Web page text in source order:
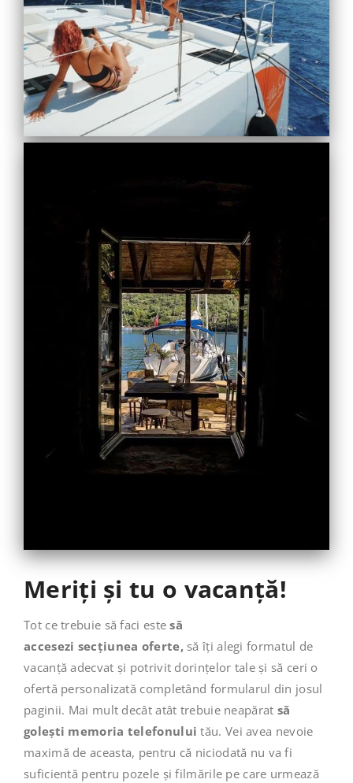
Meriți și tu o vacanță!
Tot ce trebuie să faci estesă
accesezi secțiunea oferte,să îți alegi formatul de
vacanță adecvat și potrivit dorințelor tale și să ceri o
ofertă personalizată completând formularul din josul
paginii. Mai mult decât atât trebuie neapărat să
golești memoria telefonului tău. Vei avea nevoie
maximă de aceasta, pentru că niciodată nu va fi
suficientă pentru pozele și filmările pe care urmează